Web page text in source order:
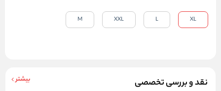
نقد و بررسی تخصصی بیشتر
XL
L
XXL
M